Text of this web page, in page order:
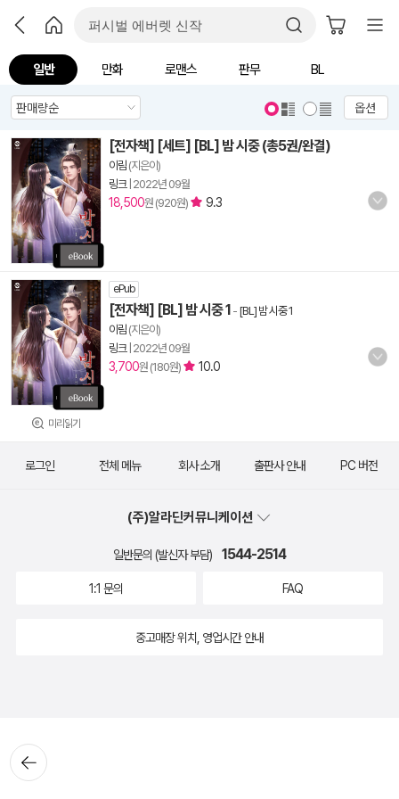
일반 만화 로맨스 판무 BL
옵션
[전자책] [세트] [BL] 밤 시중 (총5권/완결)
이림 (지은이)
링크| 2022년 09월
18,500원 (920원) 9.3
미리읽기
ePub
[전자책] [BL] 밤 시중 1 - [BL] 밤 시중 1
이림 (지은이)
링크| 2022년 09월
3,700원 (180원) 10.0
뒤로가
기
로그인 전체 메뉴 회사 소개 출판사 안내 PC 버전
(주)알라딘커뮤니케이션
일반문의 (발신자 부담) 1544-2514
1:1 문의 FAQ
중고매장 위치, 영업시간 안내